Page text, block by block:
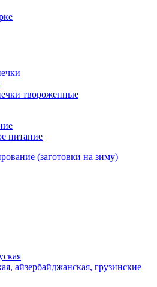
твороженные
питание
(заготовки на зиму)
айзербайджанская, грузинские